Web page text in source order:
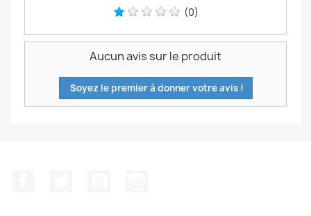
(0)
Aucun avis sur le produit
Soyez le premier à donner votre avis !